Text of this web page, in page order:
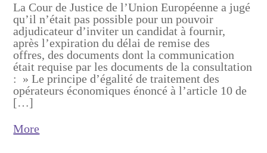
La Cour de Justice de l’Union Européenne a jugé
qu’il n’était pas possible pour un pouvoir
adjudicateur d’inviter un candidat à fournir,
après l’expiration du délai de remise des
offres, des documents dont la communication
était requise par les documents de la consultation
: » Le principe d’égalité de traitement des
opérateurs économiques énoncé à l’article 10 de
[…]
More